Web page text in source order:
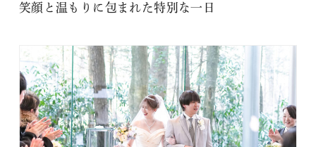
笑顔と温もりに包まれた特別な一日